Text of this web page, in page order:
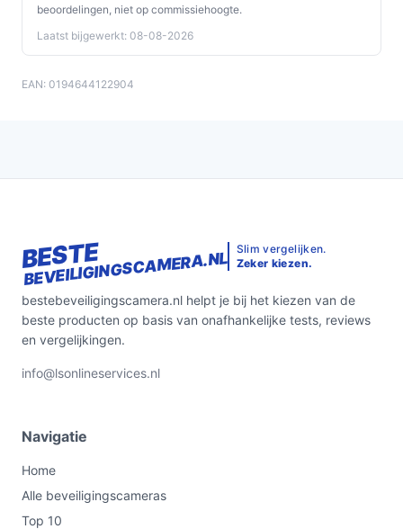
beoordelingen, niet op commissiehoogte.
Laatst bijgewerkt: 08-08-2026
EAN: 0194644122904
BESTE
BEVEILIGINGSCAMERA.NL Slim vergelijken.
Zeker kiezen.
bestebeveiligingscamera.nl helpt je bij het kiezen van de
beste producten op basis van onafhankelijke tests, reviews
en vergelijkingen.
info@lsonlineservices.nl
Navigatie
Home
Alle beveiligingscameras
Top 10